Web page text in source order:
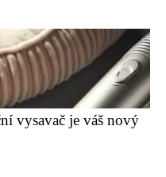
vysavač je váš nový